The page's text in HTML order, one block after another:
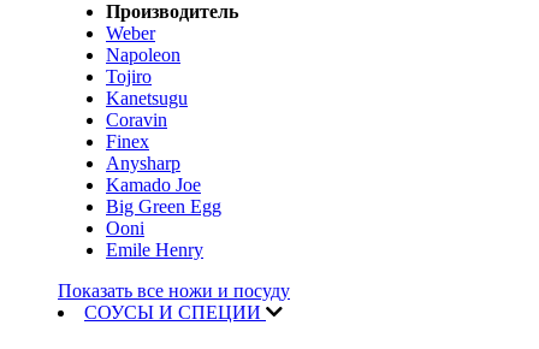
Производитель
Weber
Napoleon
Tojiro
Kanetsugu
Coravin
Finex
Anysharp
Kamado Joe
Big Green Egg
Ooni
Emile Henry
Показать все ножи и посуду
СОУСЫ И СПЕЦИИ